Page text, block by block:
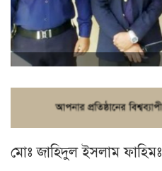
মোঃ জাহিদুল ইসলাম ফাহিমঃ